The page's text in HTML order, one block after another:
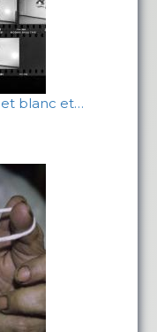
blanc et…